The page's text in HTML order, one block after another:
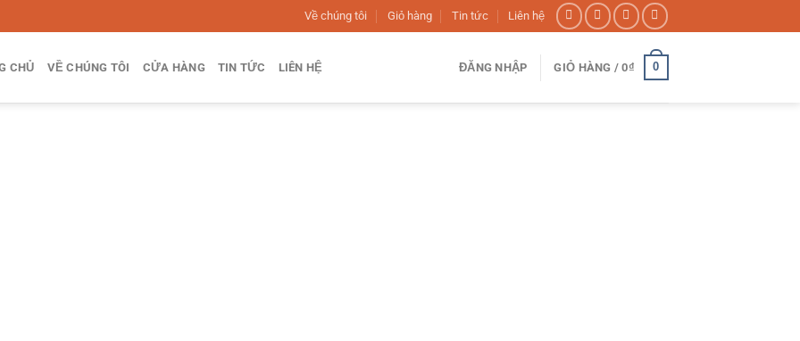
Về chúng tôi Giỏ hàng Tin tức Liên hệ
CHỦ VỀ CHÚNG TÔI CỬA HÀNG TIN TỨC LIÊN HỆ ĐĂNG NHẬP GIỎ HÀNG /0₫ 0